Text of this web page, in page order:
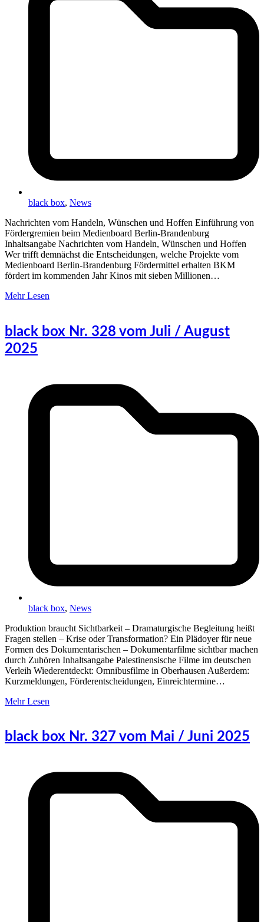
black box, News
Nachrichten vom Handeln, Wünschen und Hoffen Einführung von
Fördergremien beim Medienboard Berlin-Brandenburg
Inhaltsangabe Nachrichten vom Handeln, Wünschen und Hoffen
Wer trifft demnächst die Entscheidungen, welche Projekte vom
Medienboard Berlin-Brandenburg Fördermittel erhalten BKM
fördert im kommenden Jahr Kinos mit sieben Millionen…
Mehr Lesen
black box Nr. 328 vom Juli / August
2025
black box, News
Produktion braucht Sichtbarkeit – Dramaturgische Begleitung heißt
Fragen stellen – Krise oder Transformation? Ein Plädoyer für neue
Formen des Dokumentarischen – Dokumentarfilme sichtbar machen
durch Zuhören Inhaltsangabe Palestinensische Filme im deutschen
Verleih Wiederentdeckt: Omnibusfilme in Oberhausen Außerdem:
Kurzmeldungen, Förderentscheidungen, Einreichtermine…
Mehr Lesen
black box Nr. 327 vom Mai / Juni 2025